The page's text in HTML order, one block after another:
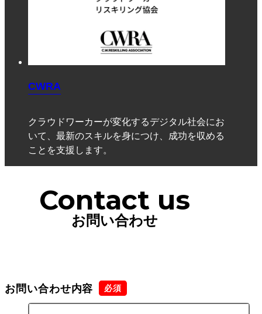
CWRA
クラウドワーカーが変化するデジタル社会にお
いて、最新のスキルを身につけ、成功を収める
ことを支援します。
Contact us
お問い合わせ
お問い合わせ内容